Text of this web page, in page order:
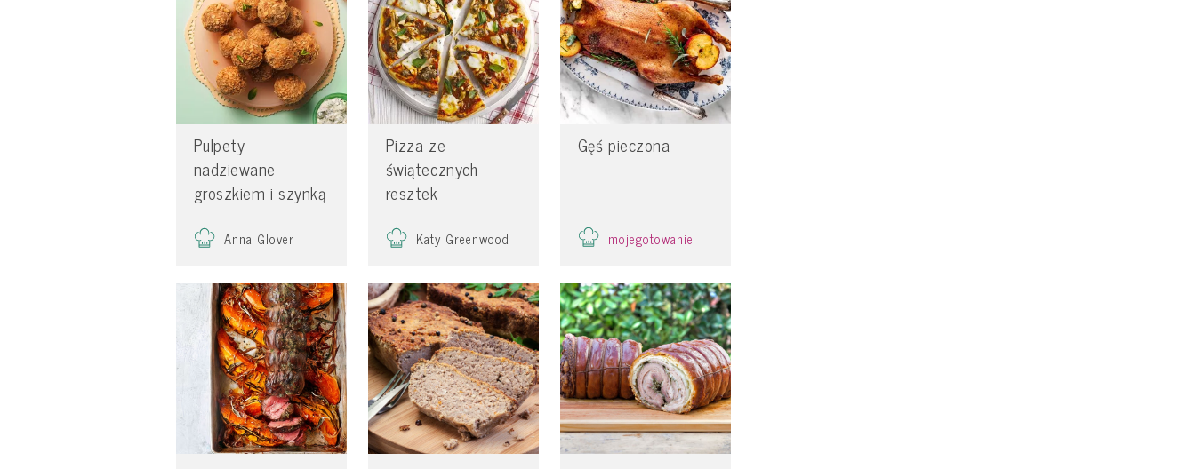
Pulpety
nadziewane
groszkiem i szynką
Anna Glover
Pizza ze
świątecznych
resztek
Katy Greenwood
Gęś pieczona
mojegotowanie